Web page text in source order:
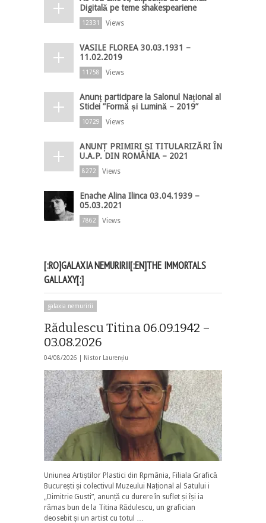
Digitală pe teme shakespeariene
12331 Views
VASILE FLOREA 30.03.1931 –
11.02.2019
11758 Views
Anunț participare la Salonul Național al
Sticlei ”Formă și Lumină – 2019”
10729 Views
ANUNȚ PRIMIRI ȘI TITULARIZĂRI ÎN
U.A.P. DIN ROMÂNIA – 2021
8272 Views
Enache Alina Ilinca 03.04.1939 –
05.03.2021
7862 Views
[:RO]GALAXIA NEMURIRII[:EN]THE IMMORTALS
GALLAXY[:]
galaxia nemuririi
Rădulescu Titina 06.09.1942 –
03.08.2026
04/08/2026 | Nistor Laurențiu
Uniunea Artiștilor Plastici din Rpmânia, Filiala Grafică
București și colectivul Muzeului Național al Satului i
„Dimitrie Gusti”, anunță cu durere în suflet și își ia
rămas bun de la Titina Rădulescu, un grafician
deosebit și un artist cu totul …